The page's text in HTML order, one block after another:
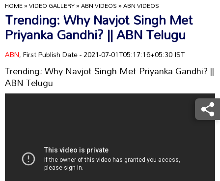
HOME»VIDEO GALLERY»ABN VIDEOS»ABN VIDEOS
Trending: Why Navjot Singh Met
Priyanka Gandhi? || ABN Telugu
ABN, First Publish Date - 2021-07-01T05:17:16+05:30 IST
Trending: Why Navjot Singh Met Priyanka Gandhi? ||
ABN Telugu